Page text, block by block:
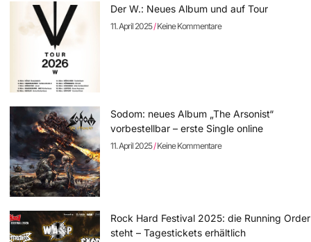
Der W.: Neues Album und auf Tour
11. April 2025 Keine Kommentare
Sodom: neues Album „The Arsonist“
vorbestellbar – erste Single online
11. April 2025 Keine Kommentare
Rock Hard Festival 2025: die Running Order
steht – Tagestickets erhältlich